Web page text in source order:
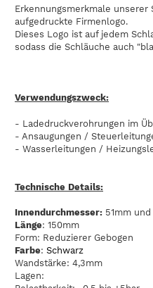
Erkennungsmerkmale
aufgedruckte Firmenlogo.
Dieses Logo ist auf jedem
sodass die Schläuche auch
Verwendungszweck:
- Ladedruckverohrungen im
- Ansaugungen /
- Wasserleitungen /
Technische Details:
Innendurchmesser: 51mm
Länge: 150mm
Form: Reduzierer Gebogen
Farbe: Schwarz
Wandstärke: 4,3mm
Lagen: